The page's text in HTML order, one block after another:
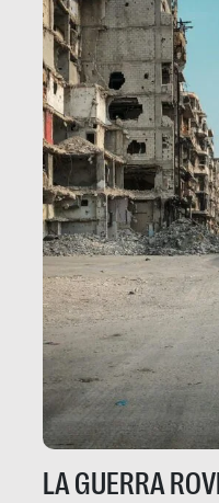
LA GUERRA